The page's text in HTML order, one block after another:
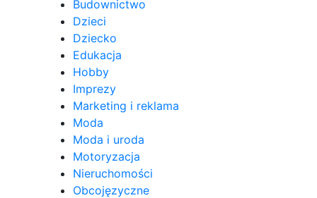
Budownictwo
Dzieci
Dziecko
Edukacja
Hobby
Imprezy
Marketing i reklama
Moda
Moda i uroda
Motoryzacja
Nieruchomości
Obcojęzyczne